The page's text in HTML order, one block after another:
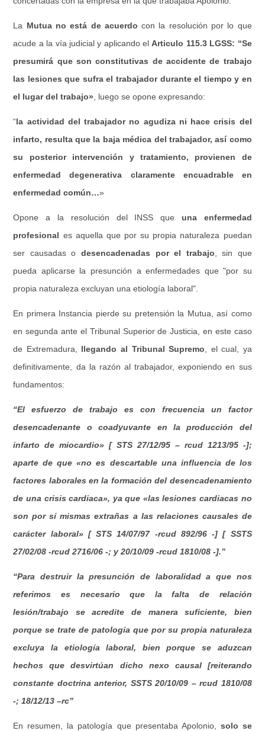
La Mutua no está de acuerdo con la resolución por lo que
acude a la vía judicial y aplicando elArticulo 115.3 LGSS: “Se
presumirá que son constitutivas de accidente de trabajo
las lesiones que sufra el trabajador durante el tiempo y en
el lugar del trabajo» , luego se opone expresando:
“la actividad del trabajador no agudiza ni hace crisis del
infarto, resulta que la baja médica del trabajador, así como
su posterior intervención y tratamiento, provienen de
enfermedad degenerativa claramente encuadrable en
enfermedad común…»
Opone a la resolución del INSS que una enfermedad
profesional es aquella que por su propia naturaleza puedan
ser causadas o desencadenadas por el trabajo , sin que
pueda aplicarse la presunción a enfermedades que "por su
propia naturaleza excluyan una etiología laboral".
En primera Instancia pierde su pretensión la Mutua, así como
en segunda ante el Tribunal Superior de Justicia, en este caso
de Extremadura, llegando al Tribunal Supremo , el cual, ya
definitivamente, da la razón al trabajador, exponiendo en sus
fundamentos:
“El esfuerzo de trabajo es con frecuencia un factor
desencadenante o coadyuvante en la producción del
infarto de miocardio» [ STS 27/12/95 – rcud 1213/95 -];
aparte de que «no es descartable una influencia de los
factores laborales en la formación del desencadenamiento
de una crisis cardiaca», ya que «las lesiones cardiacas no
son por sí mismas extrañas a las relaciones causales de
carácter laboral» [ STS 14/07/97 -rcud 892/96 -] [ SSTS
27/02/08 -rcud 2716/06 -; y 20/10/09 -rcud 1810/08 -].”
“Para destruir la presunción de laboralidad a que nos
referimos es necesario que la falta de relación
lesión/trabajo se acredite de manera suficiente, bien
porque se trate de patología que por su propia naturaleza
excluya la etiología laboral, bien porque se aduzcan
hechos que desvirtúan dicho nexo causal [reiterando
constante doctrina anterior, SSTS 20/10/09 – rcud 1810/08
-; 18/12/13 –rc”
En resumen, la patología que presentaba Apolonio, solo se